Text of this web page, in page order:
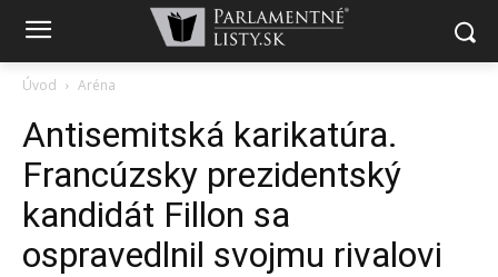
Úvod Aréna
Antisemitská karikatúra.
Francúzsky prezidentský
kandidát Fillon sa
ospravedlnil svojmu rivalovi